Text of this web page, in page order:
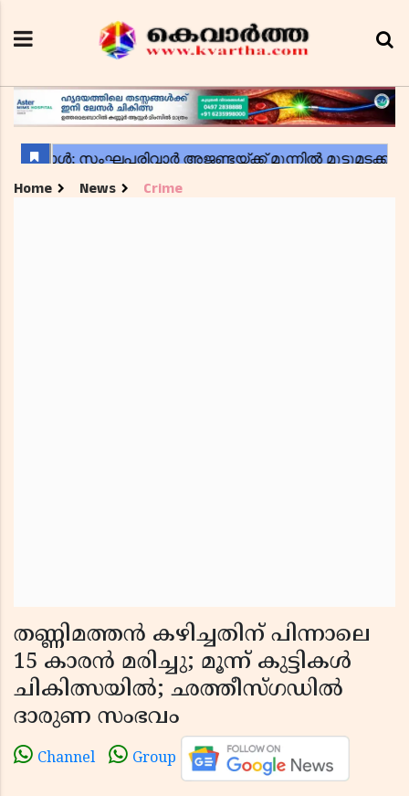
Home News Crime
തണ്ണിമത്തൻ കഴിച്ചതിന് പിന്നാലെ
15 കാരൻ മരിച്ചു; മൂന്ന് കുട്ടികൾ
ചികിത്സയിൽ; ഛത്തീസ്‌ഗഡിൽ
ദാരുണ സംഭവം
Channel Group